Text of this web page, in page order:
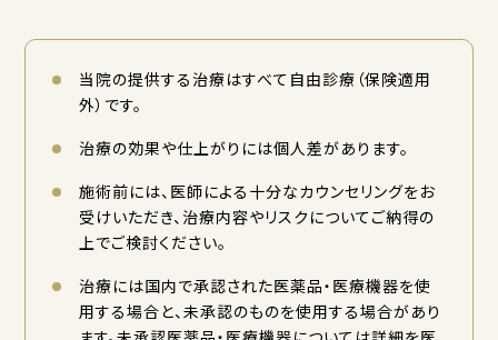
当院の提供する治療はすべて自由診療（保険適用
外）です。
治療の効果や仕上がりには個人差があります。
施術前には、医師による十分なカウンセリングをお
受けいただき、治療内容やリスクについてご納得の
上でご検討ください。
治療には国内で承認された医薬品・医療機器を使
用する場合と、未承認のものを使用する場合があり